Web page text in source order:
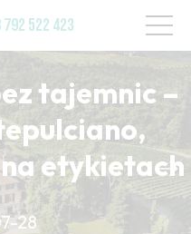
522 423
tajemnic –
etykietach
28